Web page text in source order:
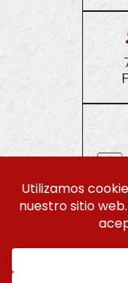
© 2026 Despacho
reservados.